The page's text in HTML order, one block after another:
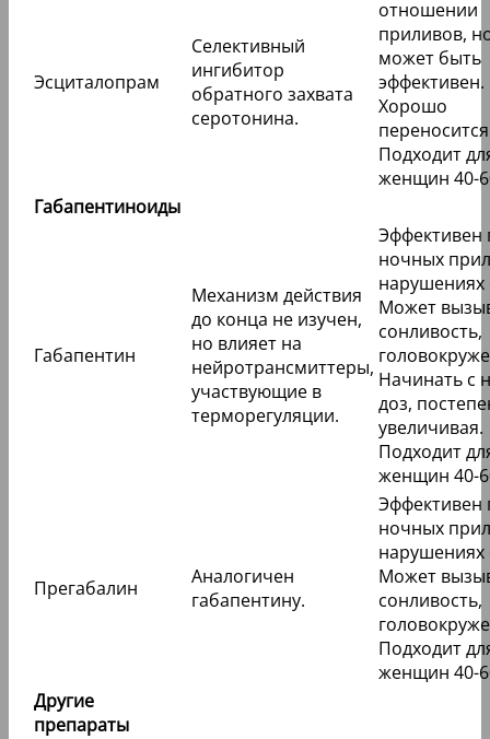
Эсциталопрам
Селективный
ингибитор
обратного захвата
серотонина.
отношении
приливов,
может быть
эффективен.
Хорошо
Подходит
женщин 40-
Габапентиноиды
Габапентин
Механизм действия
до конца не изучен,
но влияет на
нейротрансмиттеры,
участвующие в
терморегуляции.
Эффективен
ночных
нарушениях
Может
сонливость,
Начинать с
доз,
увеличивая.
Подходит
женщин 40-
Прегабалин
Аналогичен
габапентину.
Эффективен
ночных
нарушениях
Может
сонливость,
Подходит
женщин 40-
Другие
препараты